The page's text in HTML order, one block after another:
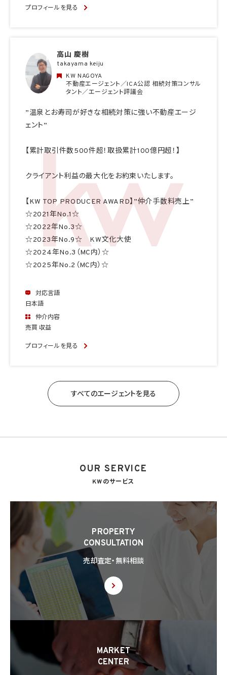
プロフィールを見る
高山 慶樹
takayama keiju
KW NAGOYA
不動産エージェント／ICA公認 相続対策コンサル
タント／エージェント評議会
”温泉とお寿司が好きな相続対策に強い不動産エージ
ェント”
【累計取引件数500件超！取扱累計100億円超！】
クライアント利益の最大化をお約束いたします。
【KW TOP PRODUCER AWARD】”仲介手数料売上”
☆2021年No.1☆
☆2022年No.3☆
☆2023年No.9☆ KW文化大使
☆2024年No.3（MC内）☆
☆2025年No.2（MC内）☆
対応言語
日本語
仲介内容
売買 収益
プロフィールを見る
すべてのエージェントを見る
OUR SERVICE
KWのサービス
PROPERTY
CONSULTATION
売却査定・無料相談
MARKET
CENTER